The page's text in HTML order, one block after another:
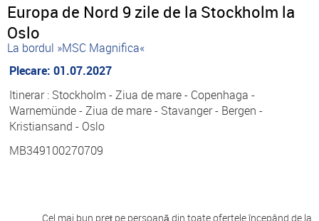
Europa de Nord 9 zile de la Stockholm la
Oslo
La bordul »MSC Magnifica«
Plecare: 01.07.2027
Itinerar : Stockholm - Ziua de mare - Copenhaga -
Warnemünde - Ziua de mare - Stavanger - Bergen -
Kristiansand - Oslo
MB349100270709
Cel mai bun preț pe persoană din toate ofertele începând de la